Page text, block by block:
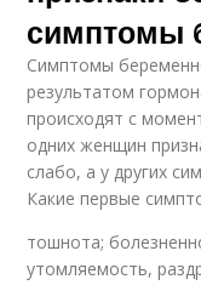
симптомы
Симптомы
результатом
происходят с
одних женщин
слабо, а у других
Какие первые
тошнота;
утомляемость,